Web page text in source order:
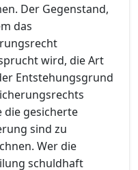
Der Gegenstand,
das
wird, die Art
Entstehungsgrund
die gesicherte
sind zu
Wer die
schuldhaft